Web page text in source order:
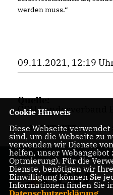
werden muss.“
09.11.2021, 12:19
Quelle:
CDU Landesverband
KAI WEGNER
Cookie Hinweis
Diese Webseite
sind, um die Webseite zu
verwenden wir Dienste
helfen, unser
Optmierung). Für die
Dienste, benötigen wir
Einwilligung können Sie
Informationen finden Sie
Datenschutzerklärung.